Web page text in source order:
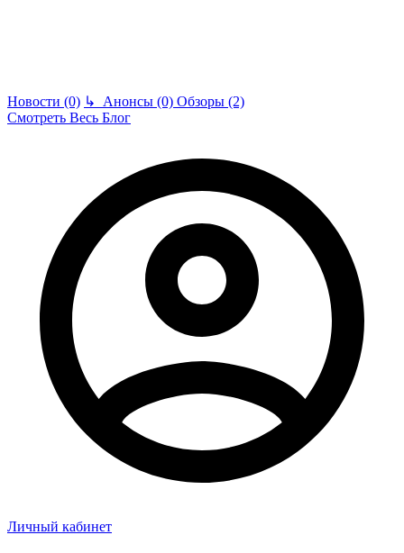
Новости (0) ↳ Анонсы (0) Обзоры (2)
Смотреть Весь Блог
Личный кабинет